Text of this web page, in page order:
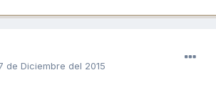
de Diciembre del 2015